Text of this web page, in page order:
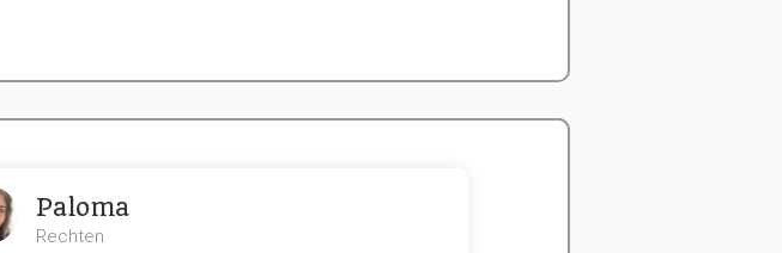
Paloma
Rechten